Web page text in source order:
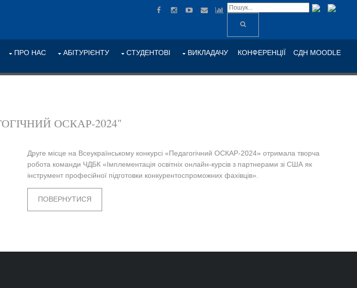
ПРО НАС АБІТУРІЄНТУ СТУДЕНТОВІ ВИКЛАДАЧУ КОНФЕРЕНЦІЇ СДН MOODLE
ОСКАР-2024"
Друге місце на Всеукраїнському конкурсі «Педагогічний ОСКАР-2024» отримала творча
робота команди ЧДБК «Імплементація освітніх онлайн-курсів з партнерами зі США як
інструмент професійної підготовки конкурентоспроможних фахівців».
ПОВЕРНУТИСЯ